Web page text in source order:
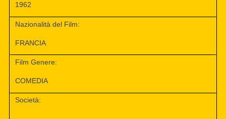
1962
Nazionalità del Film:
FRANCIA
Film Genere:
COMEDIA
Società: